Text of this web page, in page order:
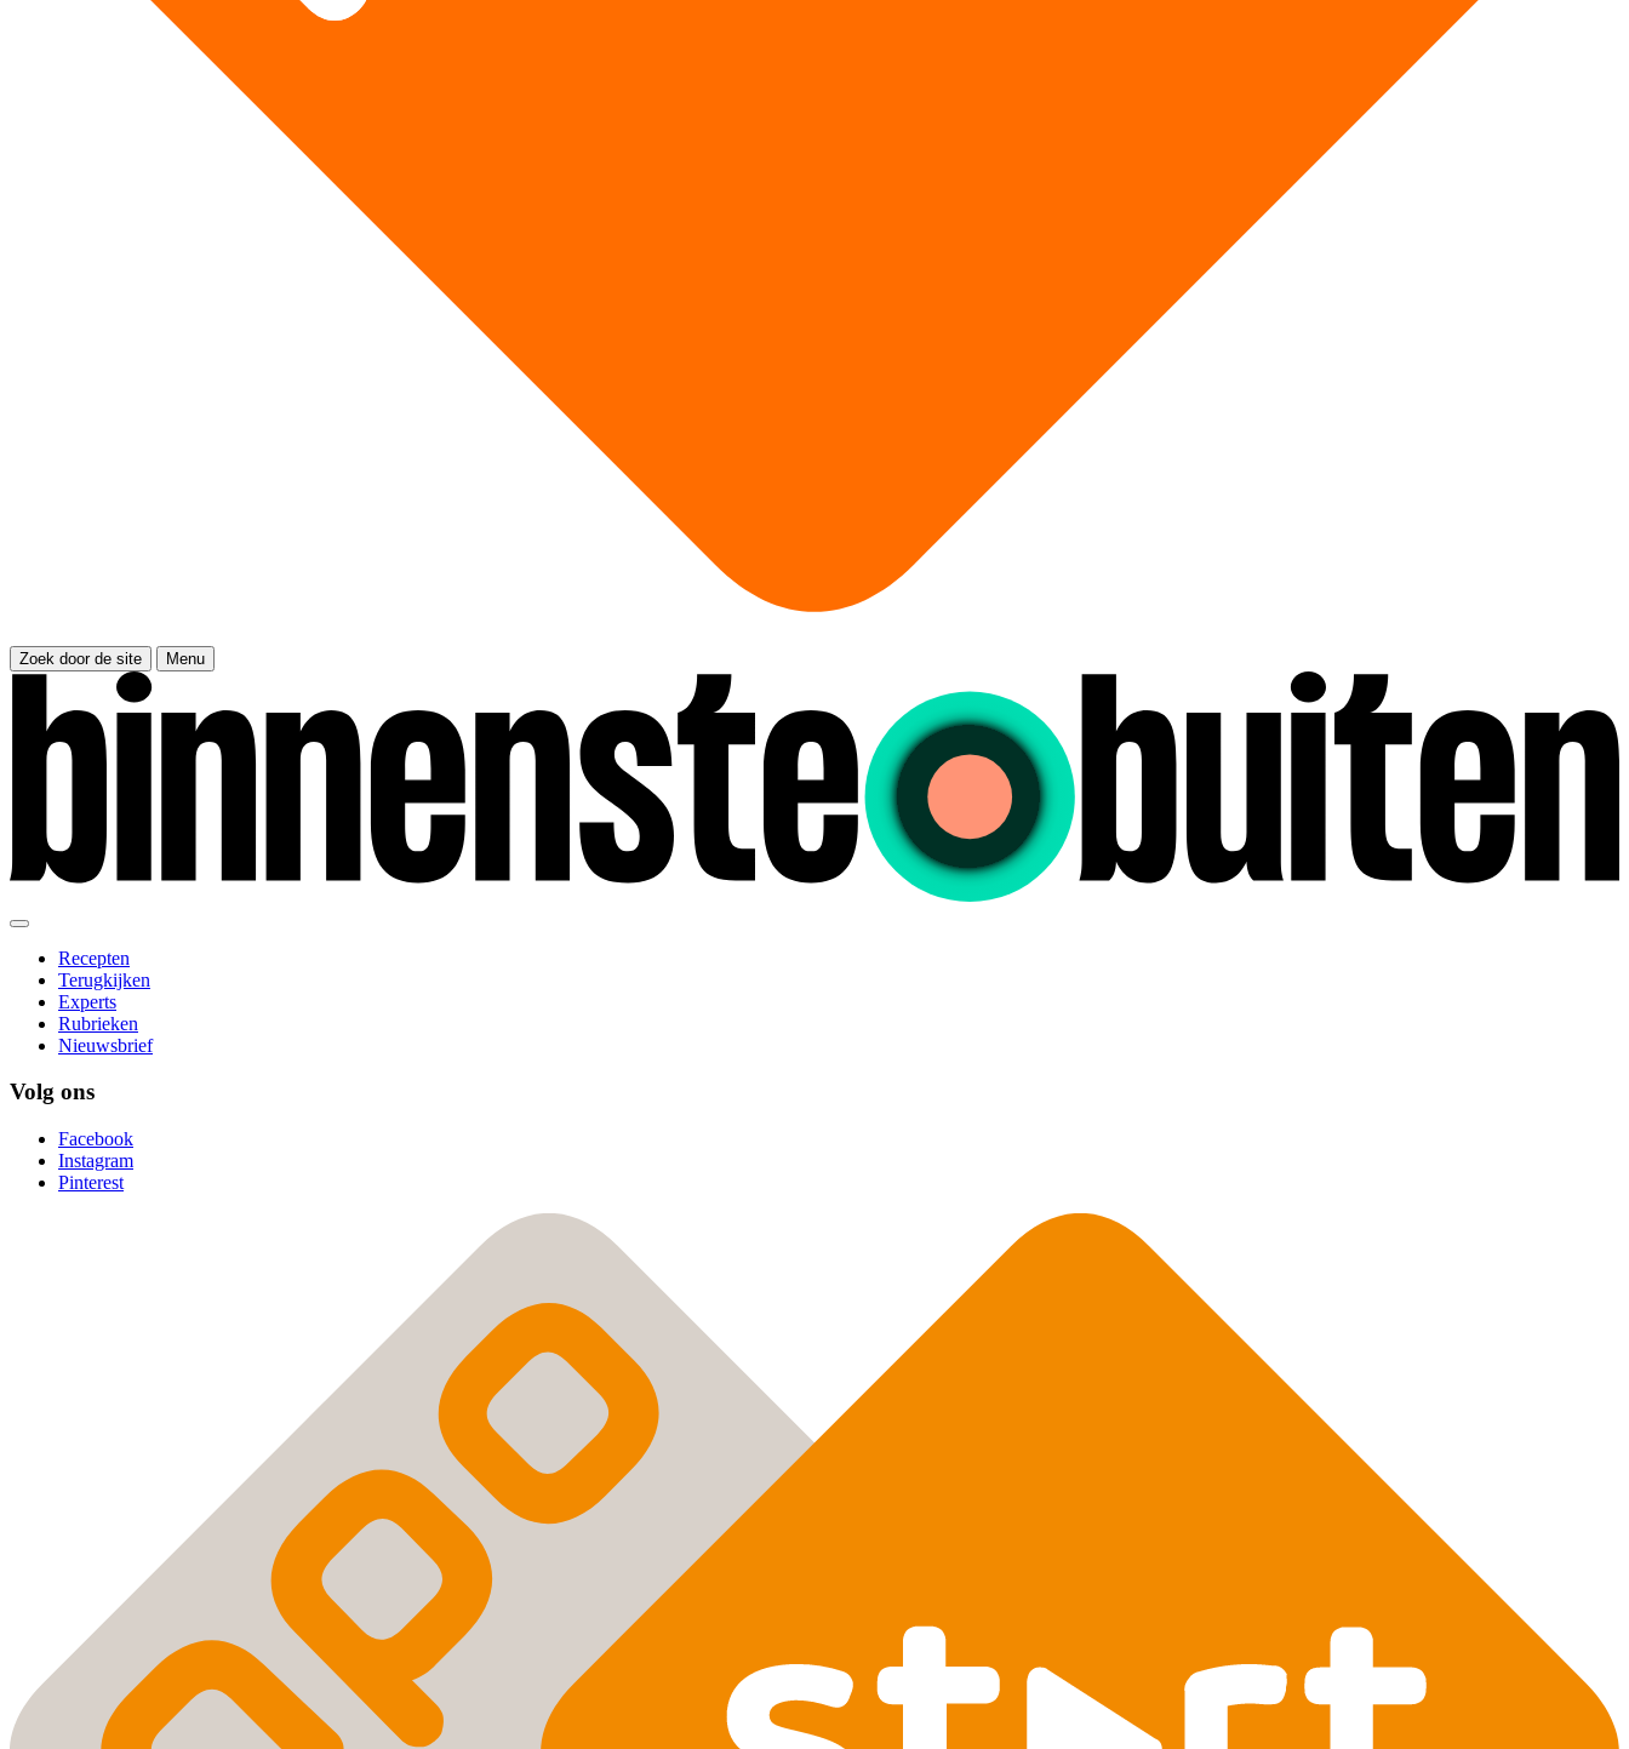
Zoek door de site Menu
Recepten
Terugkijken
Experts
Rubrieken
Nieuwsbrief
Volg ons
Facebook
Instagram
Pinterest